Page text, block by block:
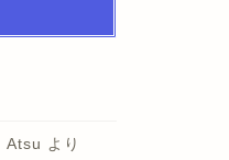
Atsu より